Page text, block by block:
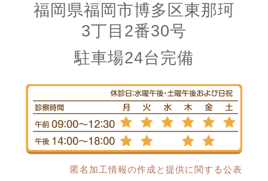
福岡県福岡市博多区東那珂
3丁目2番30号
駐車場24台完備
匿名加工情報の作成と提供に関する公表